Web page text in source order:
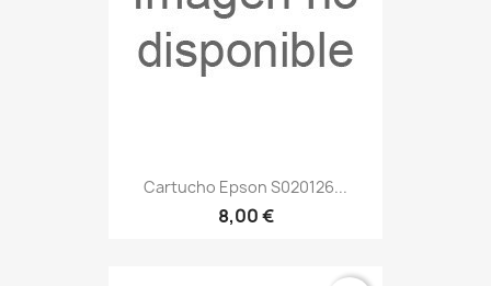
Cartucho Epson S020126...
8,00 €